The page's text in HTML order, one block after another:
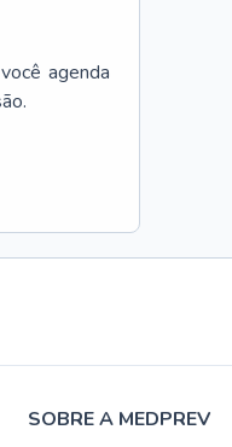
agenda
SOBRE A MEDPREV